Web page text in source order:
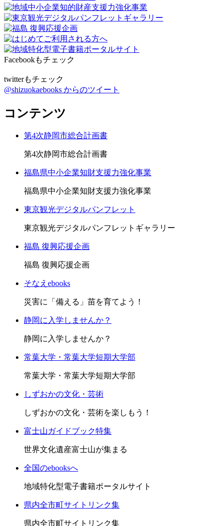
Facebookもチェック
twitterもチェック
@shizuokaebooks からのツイート
コンテンツ
第4次静岡市総合計画書
第4次静岡市総合計画書
福島県中小企業知財支援力強化事業
福島県中小企業知財支援力強化事業
東京観光デジタルパンフレット
東京観光デジタルパンフレットギャラリー
福島 復興応援企画
福島 復興応援企画
そなえebooks
災害に「備える」苗を育てよう！
静岡に入学しませんか？
静岡に入学しませんか？
常葉大学・常葉大学短期大学部
常葉大学・常葉大学短期大学部
しずおかの文化・芸術
しずおかの文化・芸術を楽しもう！
富士山ガイドブック特集
世界文化遺産富士山が集まる
全国のebooksへ
地域特化型電子書籍ポータルサイト
県内全市町サイトリンク集
県内全市町サイトリンク集